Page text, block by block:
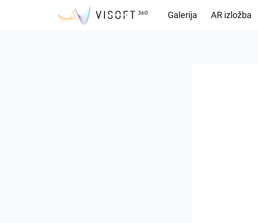
Galerija AR izložba